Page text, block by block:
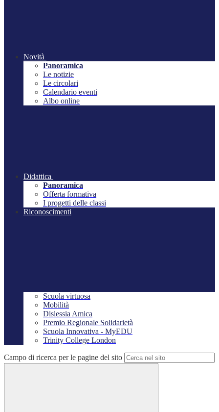
Novità
Panoramica
Le notizie
Le circolari
Calendario eventi
Albo online
Didattica
Panoramica
Offerta formativa
I progetti delle classi
Riconoscimenti
Scuola virtuosa
Mobilità
Dislessia Amica
Premio Regionale Solidarietà
Scuola Innovativa - MyEDU
Trinity College London
Campo di ricerca per le pagine del sito